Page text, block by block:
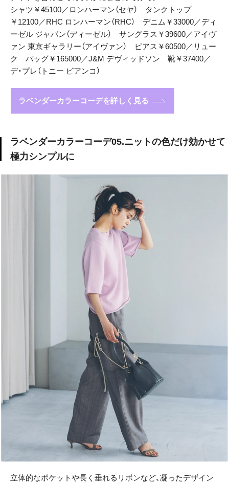
シャツ￥45100／ロンハーマン（セヤ） タンクトップ
￥12100／RHC ロンハーマン（RHC） デニム￥33000／ディ
ーゼル ジャパン（ディーゼル） サングラス￥39600／アイヴ
ァン 東京ギャラリー（アイヴァン） ピアス￥60500／リュー
ク バッグ￥165000／J&M デヴィッドソン 靴￥37400／
デ・プレ（トニー ビアンコ）
ラベンダーカラーコーデを詳しく見る
ラベンダーカラーコーデ05.ニットの色だけ効かせて
極力シンプルに
立体的なポケットや長く垂れるリボンなど、凝ったデザイン